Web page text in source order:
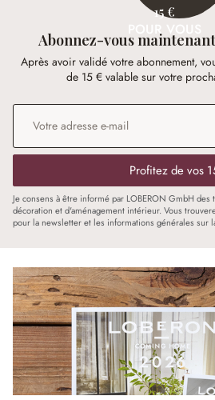
15 €
POUR VOUS
Abonnez-vous
Après avoir validé votre abonnement,
de 15 € valable sur votre
Adresse e-mail
Profitez de vos
Je consens à être informé par LOBERON GmbH
décoration et d'aménagement intérieur. Vous
pour la newsletter et les informations générales sur